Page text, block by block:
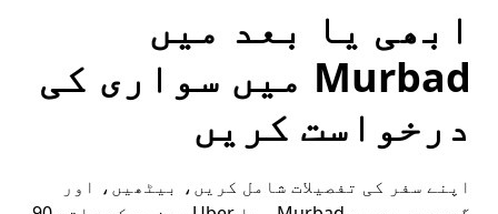
ابھی یا بعد میں
Murbad میں سواری کی
درخواست کریں
اپنے سفر کی تفصیلات شامل کریں، بیٹھیں، اور